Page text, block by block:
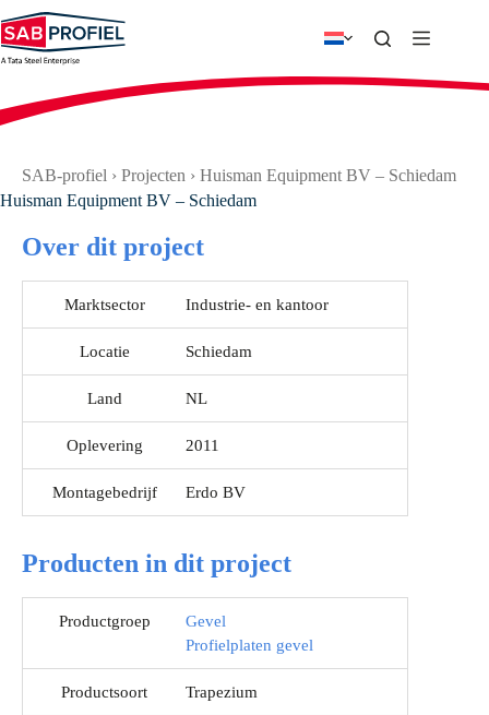
naar
de
inhoud
SAB-profiel › Projecten › Huisman Equipment BV – Schiedam
Huisman Equipment BV – Schiedam
Over dit project
Marktsector Industrie- en kantoor
Locatie Schiedam
Land NL
Oplevering 2011
Montagebedrijf Erdo BV
Producten in dit project
Productgroep
Gevel
Profielplaten gevel
Productsoort Trapezium